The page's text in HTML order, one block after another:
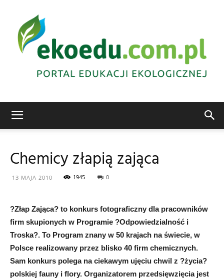
ekologiczna
Abrys
Chemicy złapią zająca
13 MAJA 2010 1945 0
?Złap Zająca? to konkurs fotograficzny dla pracowników
firm skupionych w Programie ?Odpowiedzialność i
Troska?. To Program znany w 50 krajach na świecie, w
Polsce realizowany przez blisko 40 firm chemicznych.
Sam konkurs polega na ciekawym ujęciu chwil z ?życia?
polskiej fauny i flory. Organizatorem przedsięwzięcia jest